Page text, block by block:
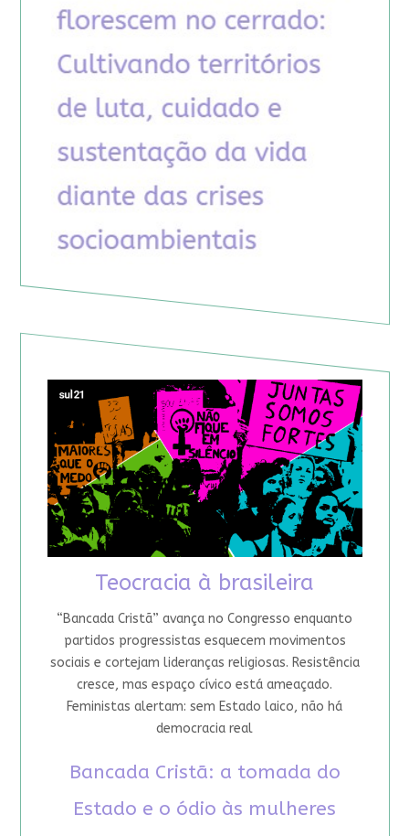
Teocracia à brasileira
“Bancada Cristã” avança no Congresso enquanto
partidos progressistas esquecem movimentos
sociais e cortejam lideranças religiosas. Resistência
cresce, mas espaço cívico está ameaçado.
Feministas alertam: sem Estado laico, não há
democracia real
Bancada Cristã: a tomada do
Estado e o ódio às mulheres